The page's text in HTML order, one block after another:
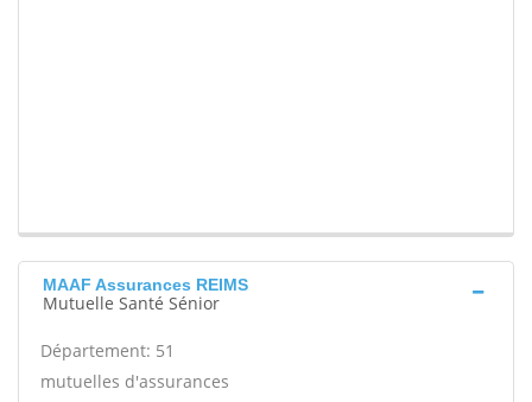
MAAF Assurances REIMS
Mutuelle Santé Sénior
Département: 51
mutuelles d'assurances